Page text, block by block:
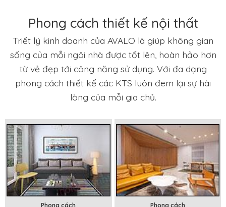
Phong cách thiết kế nội thất
Triết lý kinh doanh của AVALO là giúp không gian
sống của mỗi ngôi nhà được tốt lên, hoàn hảo hơn
từ vẻ đẹp tới công năng sử dụng. Với đa dạng
phong cách thiết kế các KTS luôn đem lại sự hài
lòng của mỗi gia chủ.
Phong cách
Phong cách